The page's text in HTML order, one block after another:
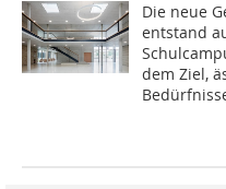
Die neue
entstand
dem Ziel,